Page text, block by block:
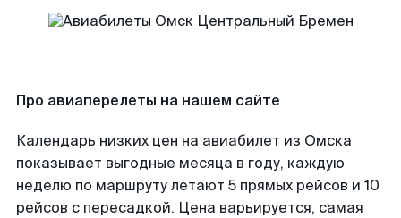
Про авиаперелеты на нашем сайте
Календарь низких цен на авиабилет из Омска
показывает выгодные месяца в году, каждую
неделю по маршруту летают 5 прямых рейсов и 10
рейсов с пересадкой. Цена варьируется, самая